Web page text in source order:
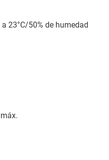
23°C/50% de humedad